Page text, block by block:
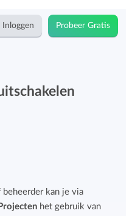
Inloggen Probeer Gratis
kan je via
Projecten het gebruik van